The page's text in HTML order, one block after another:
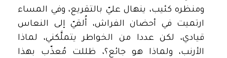
ومنظره كئيب، ينهال عليّ بالتقريع، وفي المساء
ارتميت في أحضان الفراش، أُلقيّ إلى النعاس
قيادي، لكن عددا من الخواطر يتملَّكني، لماذا
الأرنب، ولماذا هو جائع؟، ظللت مُعذّب بهذا